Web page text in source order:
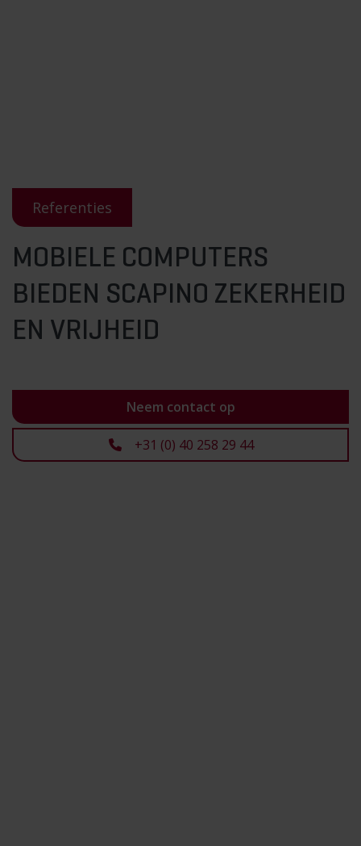
Referenties
MOBIELE COMPUTERS
BIEDEN SCAPINO ZEKERHEID
EN VRIJHEID
Neem contact op
+31 (0) 40 258 29 44